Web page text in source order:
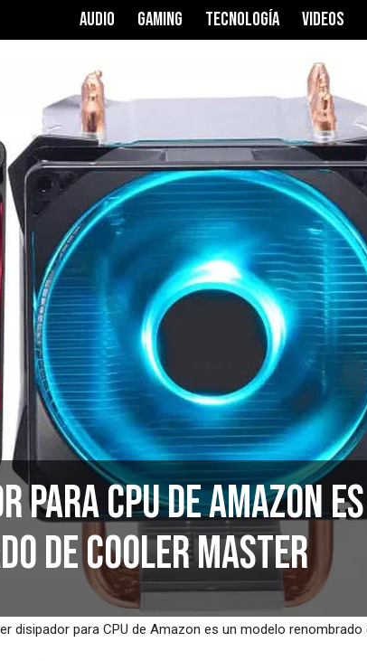
AUDIO GAMING TECNOLOGÍA VIDEOS
CPU de Amazon
de Cooler Master
disipador para CPU de Amazon es un modelo